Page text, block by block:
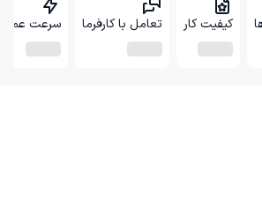
کیفیت کار تعامل با کارفرما سرعت عمل